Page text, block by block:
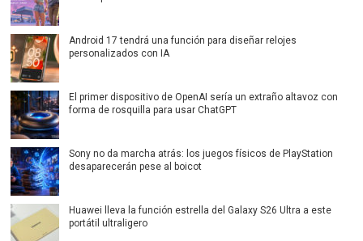
Android 17 tendrá una función para diseñar relojes
personalizados con IA
El primer dispositivo de OpenAI sería un extraño altavoz con
forma de rosquilla para usar ChatGPT
Sony no da marcha atrás: los juegos físicos de PlayStation
desaparecerán pese al boicot
Huawei lleva la función estrella del Galaxy S26 Ultra a este
portátil ultraligero